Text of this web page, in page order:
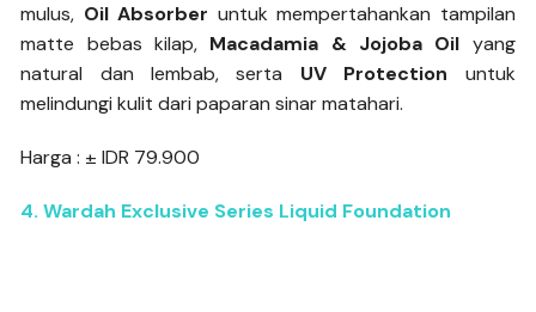
mulus, Oil Absorber untuk mempertahankan tampilan
matte bebas kilap, Macadamia & Jojoba Oil yang
natural dan lembab, serta UV Protection untuk
melindungi kulit dari paparan sinar matahari.
Harga : ± IDR 79.900
4. Wardah Exclusive Series Liquid Foundation